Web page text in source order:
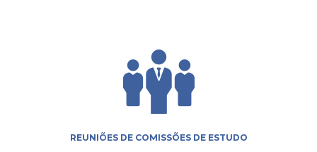
REUNIÕES DE COMISSÕES DE ESTUDO